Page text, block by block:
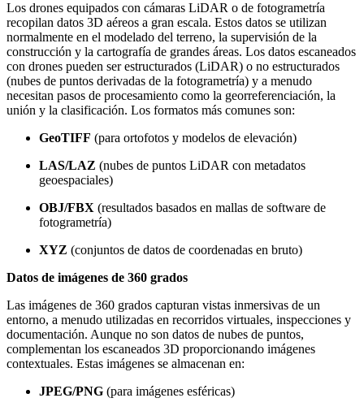
Los drones equipados con cámaras LiDAR o de fotogrametría
recopilan datos 3D aéreos a gran escala. Estos datos se utilizan
normalmente en el modelado del terreno, la supervisión de la
construcción y la cartografía de grandes áreas. Los datos escaneados
con drones pueden ser estructurados (LiDAR) o no estructurados
(nubes de puntos derivadas de la fotogrametría) y a menudo
necesitan pasos de procesamiento como la georreferenciación, la
unión y la clasificación. Los formatos más comunes son:
GeoTIFF (para ortofotos y modelos de elevación)
LAS/LAZ (nubes de puntos LiDAR con metadatos
geoespaciales)
OBJ/FBX (resultados basados en mallas de software de
fotogrametría)
XYZ (conjuntos de datos de coordenadas en bruto)
Datos de imágenes de 360 grados
Las imágenes de 360 grados capturan vistas inmersivas de un
entorno, a menudo utilizadas en recorridos virtuales, inspecciones y
documentación. Aunque no son datos de nubes de puntos,
complementan los escaneados 3D proporcionando imágenes
contextuales. Estas imágenes se almacenan en:
JPEG/PNG (para imágenes esféricas)